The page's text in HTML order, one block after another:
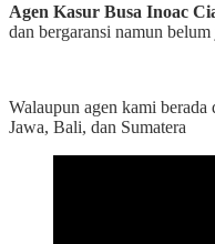
Agen Kasur Busa Inoac
dan bergaransi namun
Walaupun agen kami berada
Jawa, Bali, dan Sumatera